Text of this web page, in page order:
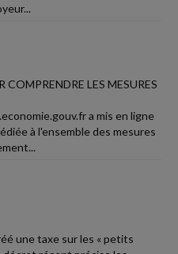
COMPRENDRE LES MESURES
a mis en ligne
à l'ensemble des mesures
une taxe sur les « petits